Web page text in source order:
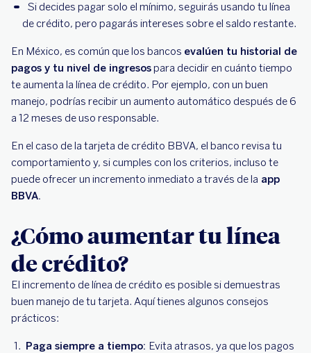
Si decides pagar solo el mínimo, seguirás usando tu línea
de crédito, pero pagarás intereses sobre el saldo restante.
En México, es común que los bancos evalúen tu historial de
pagos y tu nivel de ingresospara decidir en cuánto tiempo
te aumenta la línea de crédito. Por ejemplo, con un buen
manejo, podrías recibir un aumento automático después de 6
a 12 meses de uso responsable.
En el caso de la tarjeta de crédito BBVA, el banco revisa tu
comportamiento y, si cumples con los criterios, incluso te
puede ofrecer un incremento inmediato a través de la app
BBVA.
¿Cómo aumentar tu línea
de crédito?
El incremento de línea de crédito es posible si demuestras
buen manejo de tu tarjeta. Aquí tienes algunos consejos
prácticos:
Paga siempre a tiempo: Evita atrasos, ya que los pagos